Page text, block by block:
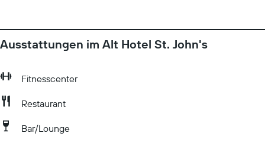
Ausstattungen im Alt Hotel St. John's
Fitnesscenter
Restaurant
Bar/Lounge